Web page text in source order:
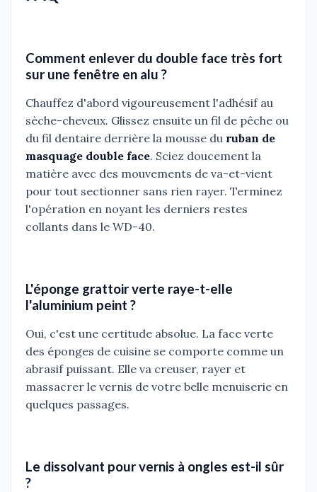
Comment enlever du double face très fort
sur une fenêtre en alu ?
Chauffez d'abord vigoureusement l'adhésif au
sèche-cheveux. Glissez ensuite un fil de pêche ou
du fil dentaire derrière la mousse du ruban de
masquage double face. Sciez doucement la
matière avec des mouvements de va-et-vient
pour tout sectionner sans rien rayer. Terminez
l'opération en noyant les derniers restes
collants dans le WD-40.
L'éponge grattoir verte raye-t-elle
l'aluminium peint ?
Oui, c'est une certitude absolue. La face verte
des éponges de cuisine se comporte comme un
abrasif puissant. Elle va creuser, rayer et
massacrer le vernis de votre belle menuiserie en
quelques passages.
Le dissolvant pour vernis à ongles est-il sûr
?